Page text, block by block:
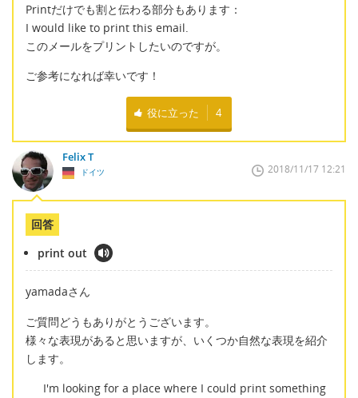
Printだけでも割と伝わる部分もあります：
I would like to print this email.
このメールをプリントしたいのですが。
ご参考になれば幸いです！
役に立った 4
Felix T
ドイツ 2018/11/17 12:21
回答
print out
yamadaさん
ご質問どうもありがとうございます。
様々な表現があると思いますが、いくつか自然な表現を紹介
します。
I'm looking for a place where I could print something